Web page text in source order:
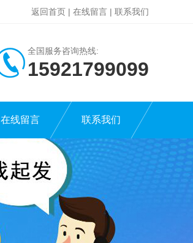
返回首页 | 在线留言 | 联系我们
全国服务咨询热线:
15921799099
在线留言 联系我们